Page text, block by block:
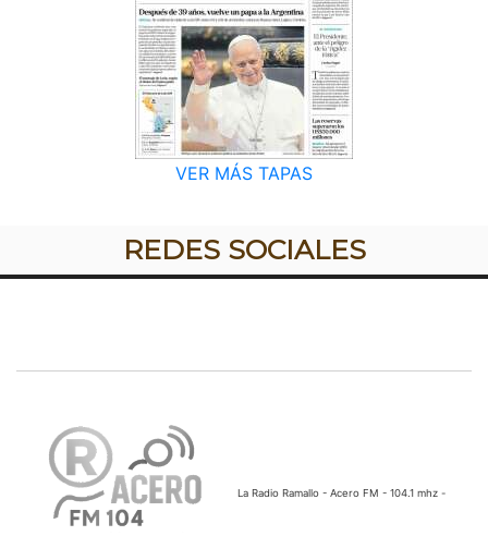
VER MÁS TAPAS
REDES SOCIALES
La Radio Ramallo - Acero FM - 104.1 mhz -